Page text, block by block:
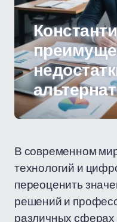
В современном
технологий и
переоценить
решений и
различных